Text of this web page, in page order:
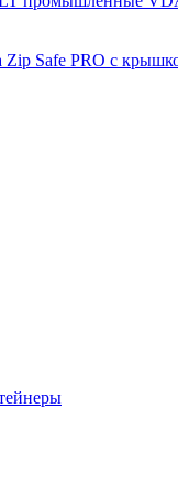
Zip Safe PRO с